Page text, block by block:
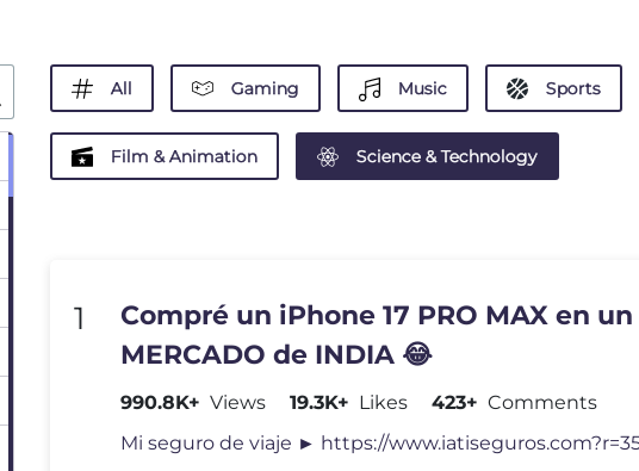
All Gaming Music Sports
Film & Animation Science & Technology
1
Compré un iPhone 17 PRO MAX en un
MERCADO de INDIA 😂
990.8K+ Views 19.3K+ Likes 423+ Comments